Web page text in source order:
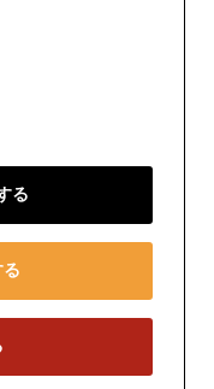
る